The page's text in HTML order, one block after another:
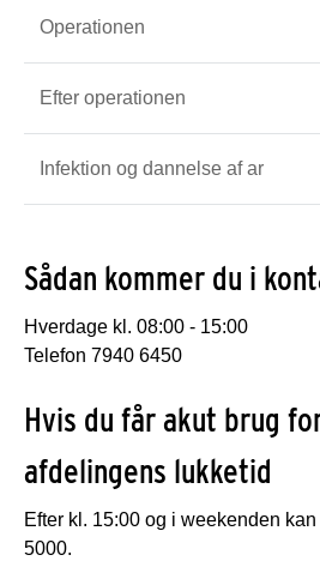
Operationen
Efter operationen
Infektion og dannelse af ar
Sådan kommer du i
Hverdage kl. 08:00 - 15:00
Telefon 7940 6450
Hvis du får akut brug
afdelingens lukketid
Efter kl. 15:00 og i weekenden
5000.